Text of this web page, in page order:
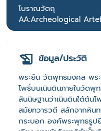
โบราณวัตถุ
AA:Archeological
ข้อมูล/ประวัติ
พระยืน วัดพุทธมงคล พร
โพธิ์บนเนินดินภายในวัดพุ
สันนิษฐานว่าเนินดินใต้ต้นโ
สมัยทวารวดี สลักจากหิน
กระบอก องค์พระพุทธรูป